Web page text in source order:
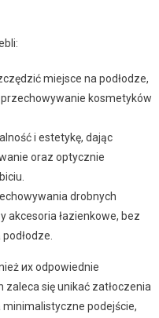
miejsce na podłodze,
kosmetyków
i estetykę, dając
oraz optycznie
drobnych
akcesoria łazienkowe, bez
их odpowiednie
zaleca się unikać zatłoczenia
podejście,